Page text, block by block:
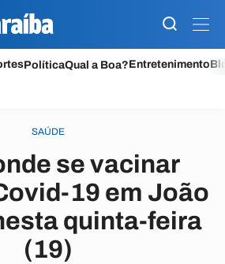
PolíticaQual a Boa?Entretenimento
SAÚDE
se vacinar
19 em João
quinta-feira
(19)